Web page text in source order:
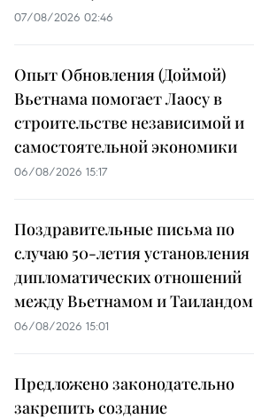
07/08/2026 02:46
Опыт Обновления (Доймой)
Вьетнама помогает Лаосу в
строительстве независимой и
самостоятельной экономики
06/08/2026 15:17
Поздравительные письма по
случаю 50-летия установления
дипломатических отношений
между Вьетнамом и Таиландом
06/08/2026 15:01
Предложено законодательно
закрепить создание